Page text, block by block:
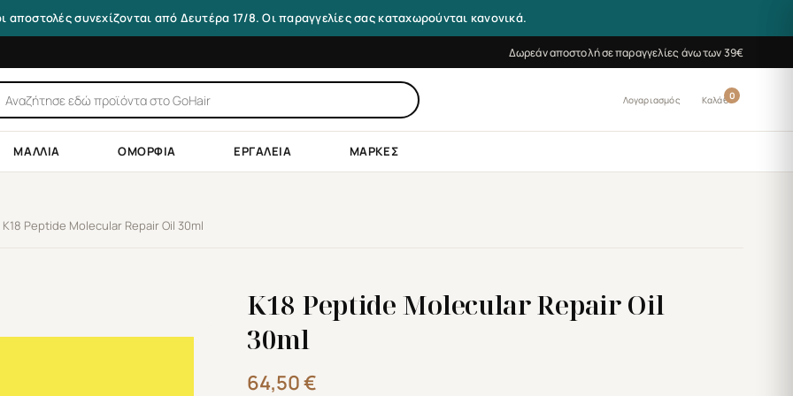
αποστολές συνεχίζονται από Δευτέρα 17/8. Οι παραγγελίες σας καταχωρούνται κανονικά.
Δωρεάν αποστολή σε παραγγελίες άνω των 39€
Λογαριασμός 0
Καλάθι
ΜΑΛΛΙΆ ΟΜΟΡΦΙΆ ΕΡΓΑΛΕΊΑ ΜΆΡΚΕΣ
K18 Peptide Molecular Repair Oil 30ml
K18 Peptide Molecular Repair Oil
30ml
64,50€